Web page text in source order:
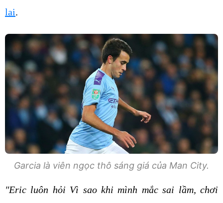
lai.
Garcia là viên ngọc thô sáng giá của Man City.
"Eric luôn hỏi Vì sao khi mình mắc sai lầm, chơi